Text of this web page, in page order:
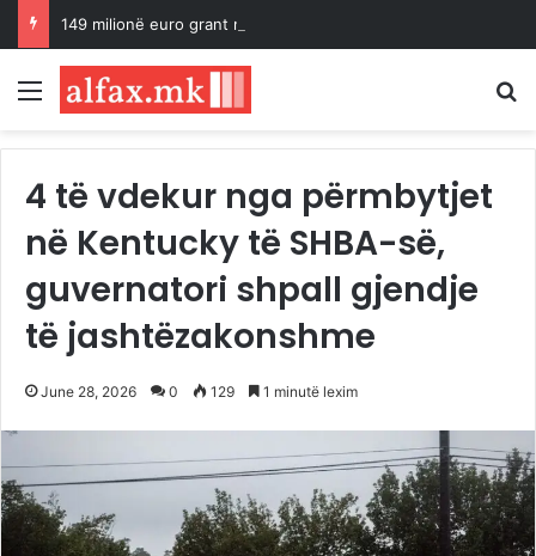
Menu
4 të vdekur nga përmbytjet
në Kentucky të SHBA-së,
guvernatori shpall gjendje
të jashtëzakonshme
June 28, 2026 0 129 1 minutë lexim